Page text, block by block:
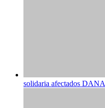
solidaria afectados DANA